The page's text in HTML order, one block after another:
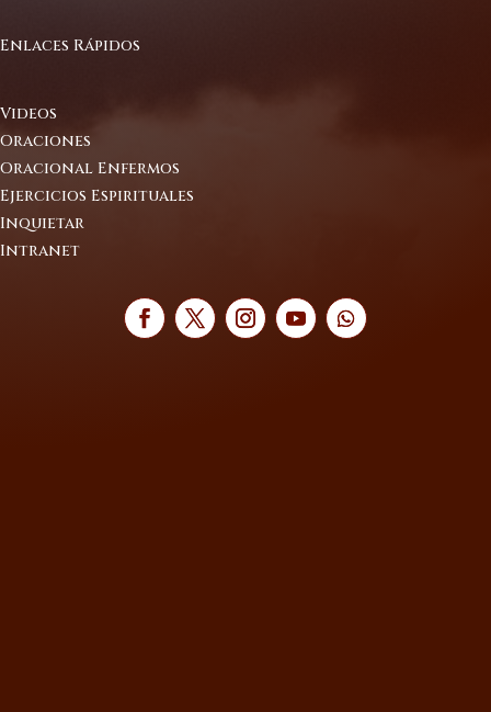
Enlaces Rápidos
Videos
Oraciones
Oracional Enfermos
Ejercicios Espirituales
Inquietar
Intranet